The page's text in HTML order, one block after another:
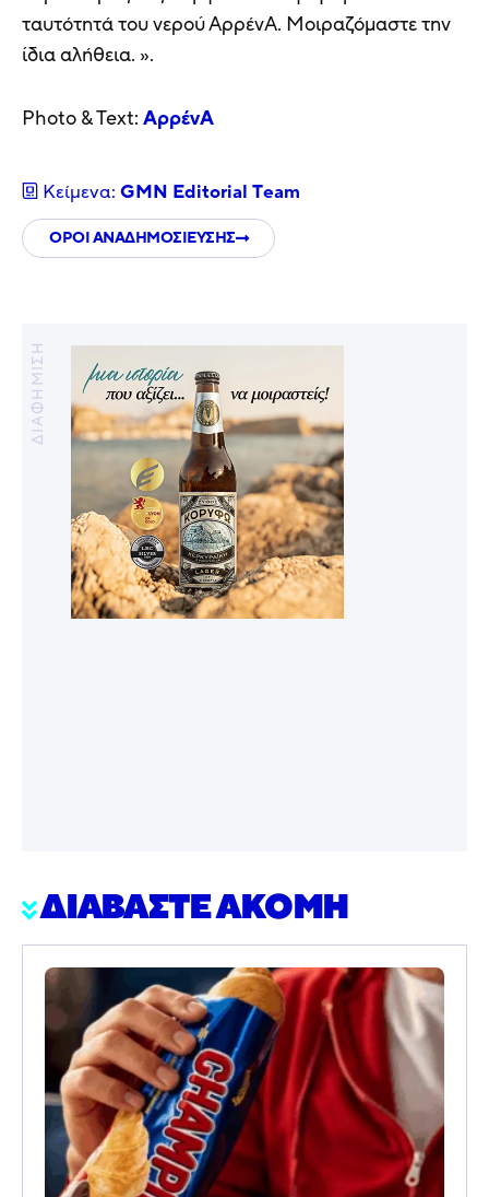
ταυτότητά του νερού ΑρρένΑ. Μοιραζόμαστε την
ίδια αλήθεια. ».
Photo & Text: ΑρρένΑ
Κείμενα: GMN Editorial Τeam
ΟΡΟΙ ΑΝΑΔΗΜΟΣΙΕΥΣΗΣ
ΔΙΑΦΗΜΙΣΗ
ΔΙΑΒΑΣΤΕ ΑΚΟΜΗ